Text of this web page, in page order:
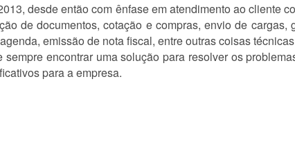
desde então com ênfase em atendimento ao cliente
de documentos, cotação e compras, envio de cargas,
emissão de nota fiscal, entre outras coisas
encontrar uma solução para resolver os
para a empresa.